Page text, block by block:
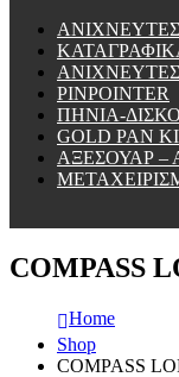
PINPOINTER
ΠΗΝΙΑ-
GOLD PAN
ΑΞΕΣΟΥΑΡ –
COMPASS
Home
Shop
COMPASS